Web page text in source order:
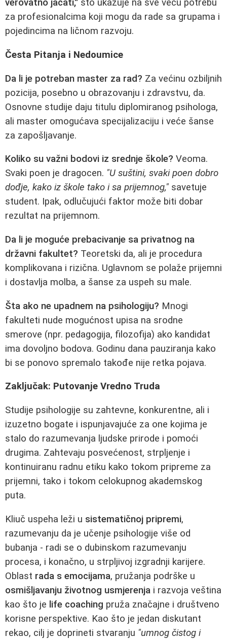
verovatno jačati," što ukazuje na sve veću potrebu
za profesionalcima koji mogu da rade sa grupama i
pojedincima na ličnom razvoju.
Česta Pitanja i Nedoumice
Da li je potreban master za rad? Za većinu ozbiljnih
pozicija, posebno u obrazovanju i zdravstvu, da.
Osnovne studije daju titulu diplomiranog psihologa,
ali master omogućava specijalizaciju i veće šanse
za zapošljavanje.
Koliko su važni bodovi iz srednje škole? Veoma.
Svaki poen je dragocen. "U suštini, svaki poen dobro
dođje, kako iz škole tako i sa prijemnog," savetuje
student. Ipak, odlučujući faktor može biti dobar
rezultat na prijemnom.
Da li je moguće prebacivanje sa privatnog na
državni fakultet? Teoretski da, ali je procedura
komplikovana i rizična. Uglavnom se polaže prijemni
i dostavlja molba, a šanse za uspeh su male.
Šta ako ne upadnem na psihologiju? Mnogi
fakulteti nude mogućnost upisa na srodne
smerove (npr. pedagogija, filozofija) ako kandidat
ima dovoljno bodova. Godinu dana pauziranja kako
bi se ponovo spremalo takođe nije retka pojava.
Zaključak: Putovanje Vredno Truda
Studije psihologije su zahtevne, konkurentne, ali i
izuzetno bogate i ispunjavajuće za one kojima je
stalo do razumevanja ljudske prirode i pomoći
drugima. Zahtevaju posvećenost, strpljenje i
kontinuiranu radnu etiku kako tokom pripreme za
prijemni, tako i tokom celokupnog akademskog
puta.
Kliuč uspeha leži u sistematičnoj pripremi,
razumevanju da je učenje psihologije više od
bubanja - radi se o dubinskom razumevanju
procesa, i konačno, u strpljivoj izgradnji karijere.
Oblast rada s emocijama, pružanja podrške u
osmišljavanju životnog usmjerenja i razvoja veština
kao što je life coaching pruža značajne i društveno
korisne perspektive. Kao što je jedan diskutant
rekao, cilj je doprineti stvaranju "umnog čistog i